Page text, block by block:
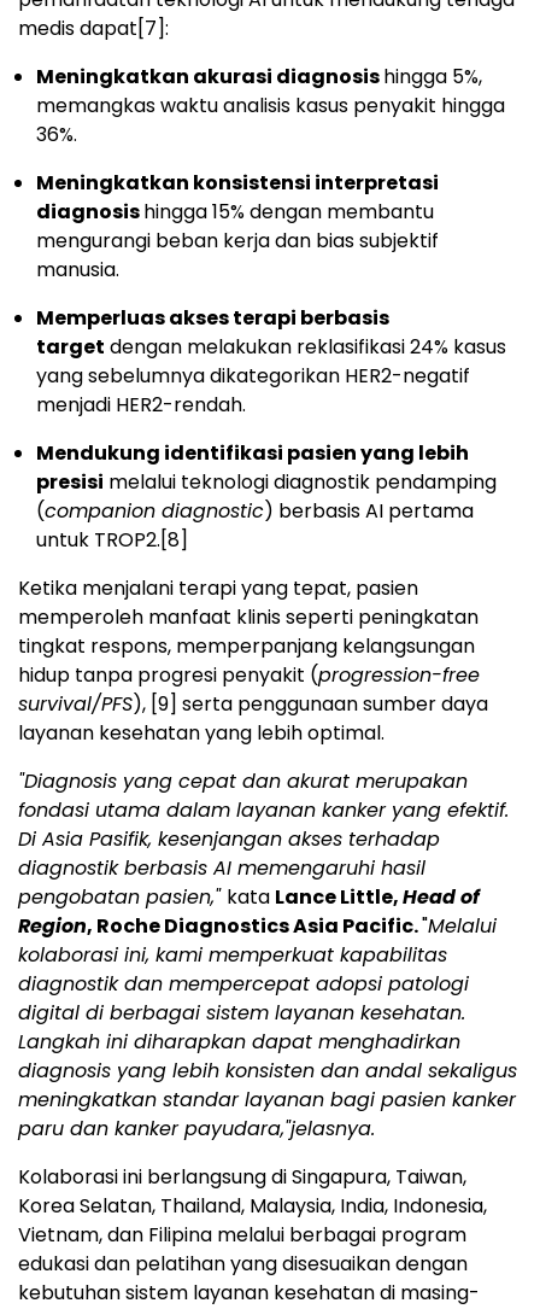
medis dapat[7]:
Meningkatkan akurasi diagnosishingga 5%,
memangkas waktu analisis kasus penyakit hingga
36%.
Meningkatkan konsistensi interpretasi
diagnosishingga 15% dengan membantu
mengurangi beban kerja dan bias subjektif
manusia.
Memperluas akses terapi berbasis
target dengan melakukan reklasifikasi 24% kasus
yang sebelumnya dikategorikan HER2-negatif
menjadi HER2-rendah.
Mendukung identifikasi pasien yang lebih
presisi melalui teknologi diagnostik pendamping
(companion diagnostic) berbasis AI pertama
untuk TROP2.[8]
Ketika menjalani terapi yang tepat, pasien
memperoleh manfaat klinis seperti peningkatan
tingkat respons, memperpanjang kelangsungan
hidup tanpa progresi penyakit (progression-free
survival/PFS), [9] serta penggunaan sumber daya
layanan kesehatan yang lebih optimal.
"Diagnosis yang cepat dan akurat merupakan
fondasi utama dalam layanan kanker yang efektif.
Di Asia Pasifik, kesenjangan akses terhadap
diagnostik berbasis AI memengaruhi hasil
pengobatan pasien," kata Lance Little,Head of
Region, Roche Diagnostics Asia Pacific."Melalui
kolaborasi ini, kami memperkuat kapabilitas
diagnostik dan mempercepat adopsi patologi
digital di berbagai sistem layanan kesehatan.
Langkah ini diharapkan dapat menghadirkan
diagnosis yang lebih konsisten dan andal sekaligus
meningkatkan standar layanan bagi pasien kanker
paru dan kanker payudara,"jelasnya.
Kolaborasi ini berlangsung di Singapura, Taiwan,
Korea Selatan, Thailand, Malaysia, India, Indonesia,
Vietnam, dan Filipina melalui berbagai program
edukasi dan pelatihan yang disesuaikan dengan
kebutuhan sistem layanan kesehatan di masing-